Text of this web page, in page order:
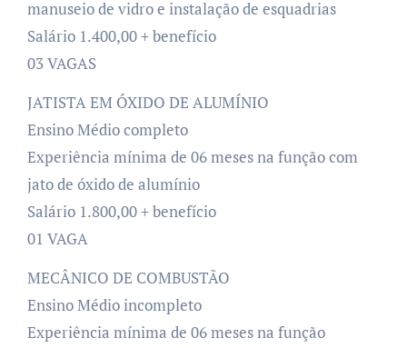
manuseio de vidro e instalação de esquadrias
Salário 1.400,00 + benefício
03 VAGAS
JATISTA EM ÓXIDO DE ALUMÍNIO
Ensino Médio completo
Experiência mínima de 06 meses na função com
jato de óxido de alumínio
Salário 1.800,00 + benefício
01 VAGA
MECÂNICO DE COMBUSTÃO
Ensino Médio incompleto
Experiência mínima de 06 meses na função